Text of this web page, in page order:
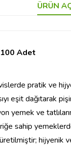
ÜRÜN
Adet
pratik ve
eşit
yemek ve
sahip
hijyenik